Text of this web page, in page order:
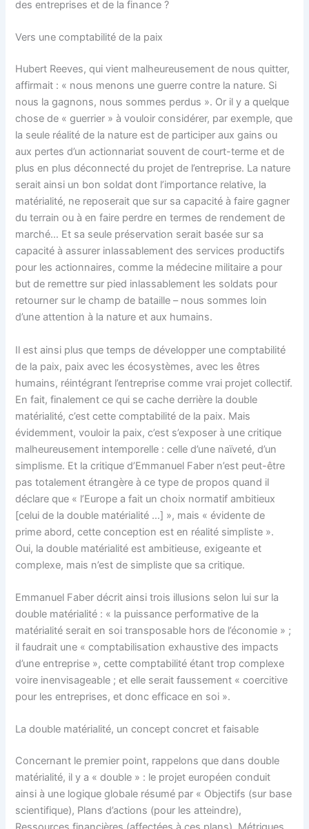
des entreprises et de la finance ?
Vers une comptabilité de la paix
Hubert Reeves, qui vient malheureusement de nous quitter,
affirmait : « nous menons une guerre contre la nature. Si
nous la gagnons, nous sommes perdus ». Or il y a quelque
chose de « guerrier » à vouloir considérer, par exemple, que
la seule réalité de la nature est de participer aux gains ou
aux pertes d’un actionnariat souvent de court-terme et de
plus en plus déconnecté du projet de l’entreprise. La nature
serait ainsi un bon soldat dont l’importance relative, la
matérialité, ne reposerait que sur sa capacité à faire gagner
du terrain ou à en faire perdre en termes de rendement de
marché… Et sa seule préservation serait basée sur sa
capacité à assurer inlassablement des services productifs
pour les actionnaires, comme la médecine militaire a pour
but de remettre sur pied inlassablement les soldats pour
retourner sur le champ de bataille – nous sommes loin
d’une attention à la nature et aux humains.
Il est ainsi plus que temps de développer une comptabilité
de la paix, paix avec les écosystèmes, avec les êtres
humains, réintégrant l’entreprise comme vrai projet collectif.
En fait, finalement ce qui se cache derrière la double
matérialité, c’est cette comptabilité de la paix. Mais
évidemment, vouloir la paix, c’est s’exposer à une critique
malheureusement intemporelle : celle d’une naïveté, d’un
simplisme. Et la critique d’Emmanuel Faber n’est peut-être
pas totalement étrangère à ce type de propos quand il
déclare que « l’Europe a fait un choix normatif ambitieux
[celui de la double matérialité …] », mais « évidente de
prime abord, cette conception est en réalité simpliste ».
Oui, la double matérialité est ambitieuse, exigeante et
complexe, mais n’est de simpliste que sa critique.
Emmanuel Faber décrit ainsi trois illusions selon lui sur la
double matérialité : « la puissance performative de la
matérialité serait en soi transposable hors de l’économie » ;
il faudrait une « comptabilisation exhaustive des impacts
d’une entreprise », cette comptabilité étant trop complexe
voire inenvisageable ; et elle serait faussement « coercitive
pour les entreprises, et donc efficace en soi ».
La double matérialité, un concept concret et faisable
Concernant le premier point, rappelons que dans double
matérialité, il y a « double » : le projet européen conduit
ainsi à une logique globale résumé par « Objectifs (sur base
scientifique), Plans d’actions (pour les atteindre),